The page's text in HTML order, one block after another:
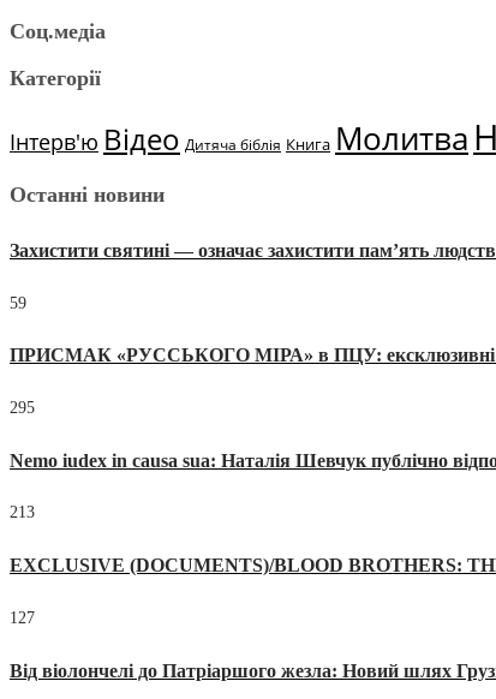
Соц.медіа
Категорії
Інтерв'ю Відео Дитяча біблія Книга Молитва
Останні новини
Захистити святині — означає захистити пам’ять
59
ПРИСМАК «РУССЬКОГО МІРА» в ПЦУ: ексклюзивні
295
Nemo iudex in causa sua: Наталія Шевчук публічно
213
EXCLUSIVE (DOCUMENTS)/BLOOD BROTHERS:
127
Від віолончелі до Патріаршого жезла: Новий шлях